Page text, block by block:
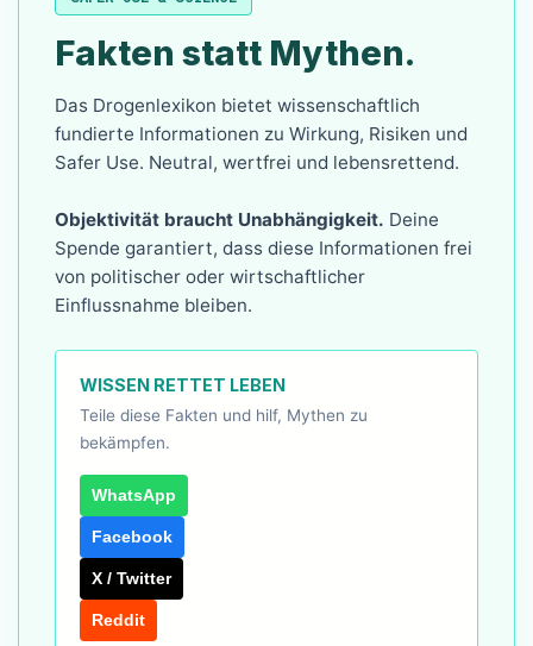
Fakten statt Mythen.
Das Drogenlexikon bietet wissenschaftlich
fundierte Informationen zu Wirkung, Risiken und
Safer Use. Neutral, wertfrei und lebensrettend.
Objektivität braucht Unabhängigkeit. Deine
Spende garantiert, dass diese Informationen frei
von politischer oder wirtschaftlicher
Einflussnahme bleiben.
WISSEN RETTET LEBEN
Teile diese Fakten und hilf, Mythen zu
bekämpfen.
WhatsApp
Facebook
X / Twitter
Reddit